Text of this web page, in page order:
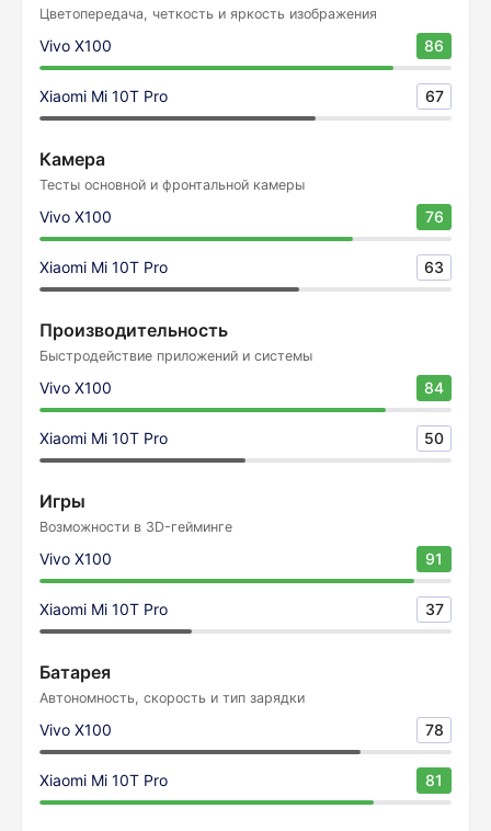
Цветопередача, четкость и яркость изображения
Vivo X100 86
Xiaomi Mi 10T Pro 67
Камера
Тесты основной и фронтальной камеры
Vivo X100 76
Xiaomi Mi 10T Pro 63
Производительность
Быстродействие приложений и системы
Vivo X100 84
Xiaomi Mi 10T Pro 50
Игры
Возможности в 3D-гейминге
Vivo X100 91
Xiaomi Mi 10T Pro 37
Батарея
Автономность, скорость и тип зарядки
Vivo X100 78
Xiaomi Mi 10T Pro 81